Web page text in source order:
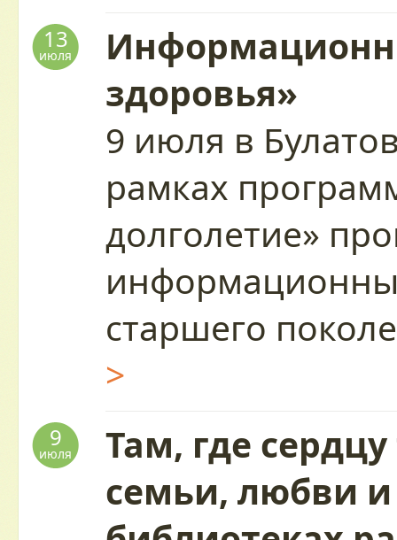
13
июля
здоровья»
9 июля в
рамках
долголетие»
старшего
>
9
июля
Там, где
семьи, любви и